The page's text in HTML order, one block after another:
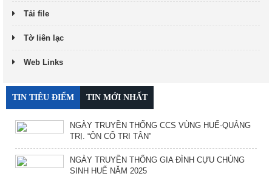
Tải file
Tờ liên lạc
Web Links
TIN TIÊU ĐIỂM TIN MỚI NHẤT
NGÀY TRUYỀN THỐNG CCS VÙNG HUẾ-QUẢNG
TRỊ. “ÔN CỐ TRI TÂN”
NGÀY TRUYỀN THỐNG GIA ĐÌNH CỰU CHỦNG
SINH HUẾ NĂM 2025